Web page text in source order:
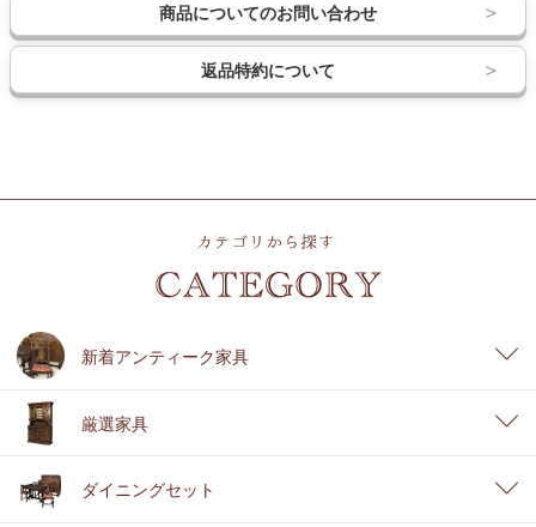
商品についてのお問い合わせ
返品特約について
新着アンティーク家具
厳選家具
ダイニングセット